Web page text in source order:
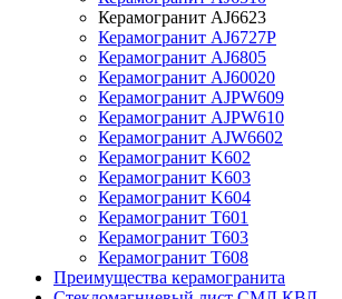
Керамогранит AJ6623
Керамогранит AJ6727P
Керамогранит AJ6805
Керамогранит AJ60020
Керамогранит AJPW609
Керамогранит AJPW610
Керамогранит AJW6602
Керамогранит K602
Керамогранит K603
Керамогранит K604
Керамогранит T601
Керамогранит T603
Керамогранит T608
Преимущества керамогранита